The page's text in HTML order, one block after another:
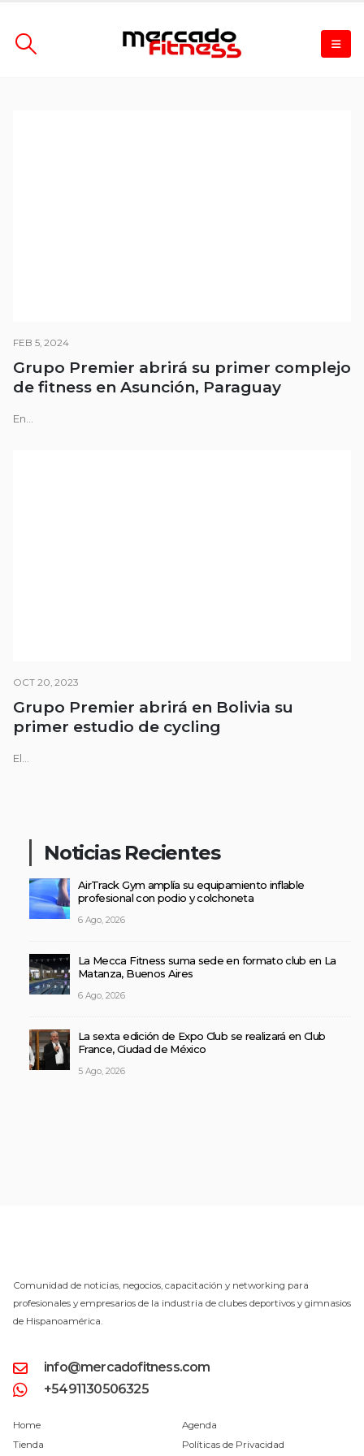
FEB 5, 2024
Grupo Premier abrirá su primer complejo
de fitness en Asunción, Paraguay
En...
OCT 20, 2023
Grupo Premier abrirá en Bolivia su
primer estudio de cycling
El...
Noticias Recientes
AirTrack Gym amplía su equipamiento inflable
profesional con podio y colchoneta
6 Ago, 2026
La Mecca Fitness suma sede en formato club en La
Matanza, Buenos Aires
6 Ago, 2026
La sexta edición de Expo Club se realizará en Club
France, Ciudad de México
5 Ago, 2026
Comunidad de noticias, negocios, capacitación y networking para
profesionales y empresarios de la industria de clubes deportivos y gimnasios
de Hispanoamérica.
info@mercadofitness.com
+5491130506325
Home
Tienda
Agenda
Políticas de Privacidad